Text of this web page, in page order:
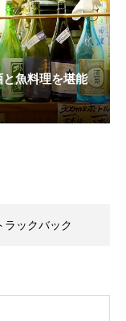
魚料理を堪能
ラックバック